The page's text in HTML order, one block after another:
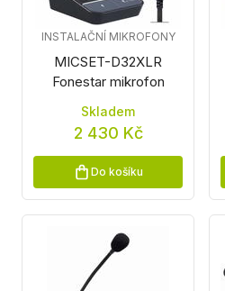
MICSET-D32XLR
Fonestar mikrofon
INSTALAČNÍ MIKROFONY
Skladem
2 430 Kč
Do košíku